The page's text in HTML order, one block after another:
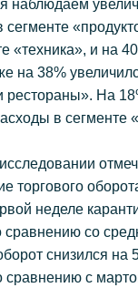
наблюдаем
сегменте
«техника», и на
на 38%
рестораны». На
в сегменте
торгового
неделе
сравнению со
снизился на
сравнению с